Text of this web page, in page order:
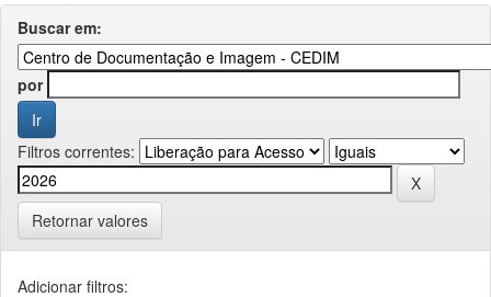
Buscar em:
por
Filtros correntes:
Retornar valores
Adicionar filtros: